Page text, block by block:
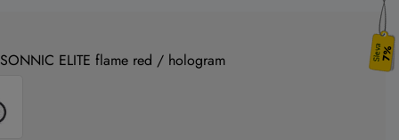
ELITE flame red / hologram 7%